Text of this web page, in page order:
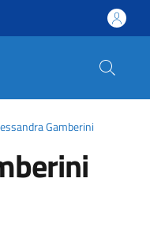
Gamberini